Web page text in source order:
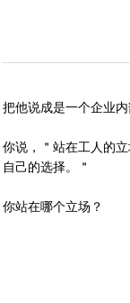
把他说成是一个企业内
你说，＂站在工人的
自己的选择。＂
你站在哪个立场？